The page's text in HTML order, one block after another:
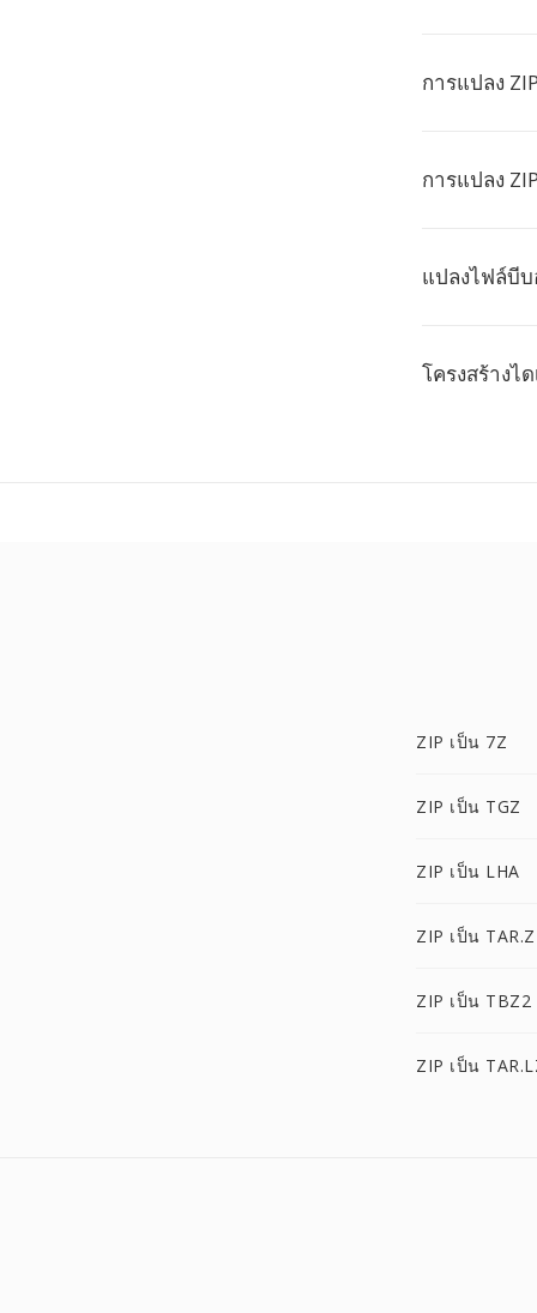
การแปลง
การแปลง
แปลงไฟล์บีบ
โครงสร้างไ
ZIP เป็น 7Z
ZIP เป็น TGZ
ZIP เป็น LHA
ZIP เป็น TAR.Z
ZIP เป็น TBZ2
ZIP เป็น